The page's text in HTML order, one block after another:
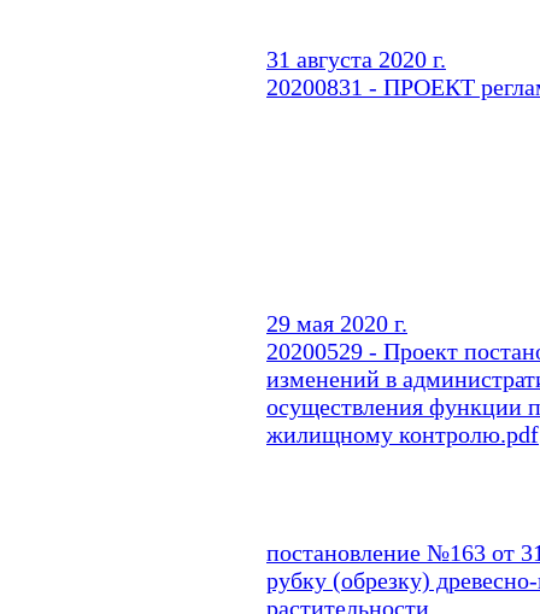
31 августа 2020 г.
20200831 - ПРОЕКТ
29 мая 2020 г.
20200529 - Проект
изменений в
осуществления функции
жилищному контролю.pdf
постановление №163 от
рубку (обрезку)
растительности